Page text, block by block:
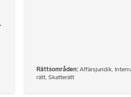
Rättsområden Affärsjuridik,
rätt, Skatterätt